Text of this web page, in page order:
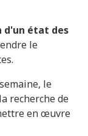
d'un état des
le
le
recherche de
en œuvre